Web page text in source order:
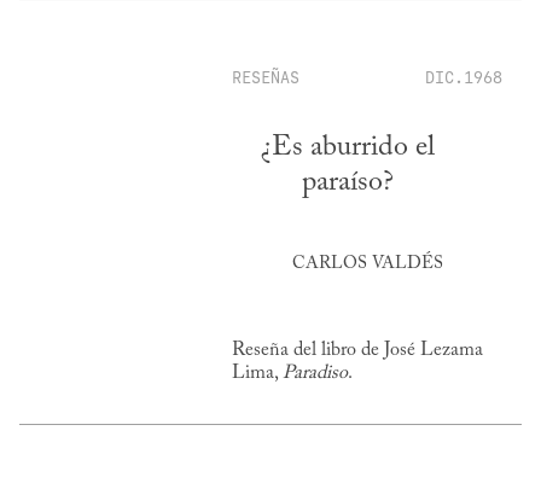
RESEÑAS DIC.1968
¿Es aburrido el
paraíso?
CARLOS VALDÉS
Reseña del libro de José Lezama
Lima, Paradiso.